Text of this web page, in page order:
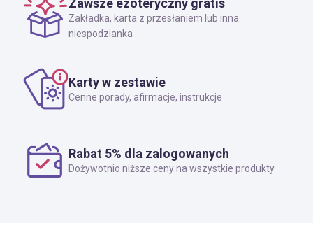
Zawsze ezoteryczny gratis
Zakładka, karta z przesłaniem lub inna
niespodzianka
Karty w zestawie
Cenne porady, afirmacje, instrukcje
Rabat 5% dla zalogowanych
Dożywotnio niższe ceny na wszystkie produkty